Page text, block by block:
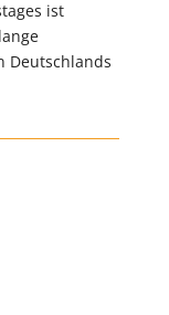
ist
Deutschlands